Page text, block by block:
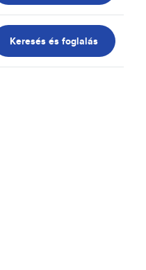
Keresés és foglalás